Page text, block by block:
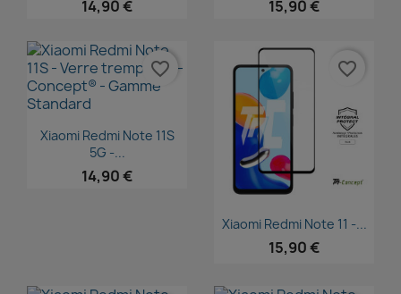
14,90 € 15,90 €
Aperçu rapide
Xiaomi Redmi Note 11S
5G -...
14,90 €
favorite_border
Aperçu rapide
Xiaomi Redmi Note 11 -...
15,90 €
favorite_border